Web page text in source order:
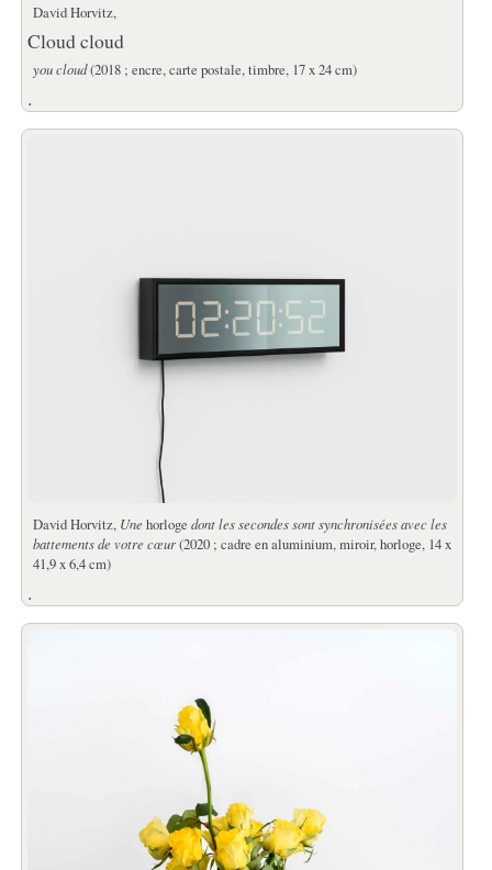
David Horvitz,
Cloud cloud
you cloud(2018 ; encre, carte postale, timbre, 17 x 24 cm)
.
David Horvitz, Une horloge dont les secondes sont synchronisées avec les
battements de votre cœur(2020 ; cadre en aluminium, miroir, horloge, 14 x
41,9 x 6,4 cm)
.